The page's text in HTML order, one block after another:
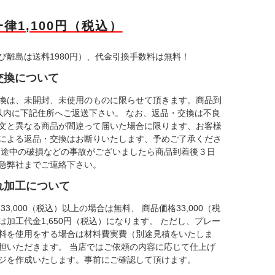
律1,100円（税込）
離島は送料1980円）、代金引換手数料は無料！
換について
は、未開封、未使用のものに限らせて頂きます。商品到
内に下記住所へご返送下さい。 なお、返品・交換は不良
と異なる商品が間違って届いた場合に限ります、お客様
よる返品・交換はお断りいたします、予めご了承くださ
中の破損などの事故がございましたら商品到着後３日
弊社までご連絡下さい。
加工について
（税込）以上の場合は無料、 商品価格33,000（税
加工代金1,650円（税込）になります。 ただし、プレー
を使用をする場合は材料費実費（別途見積をいたしま
いただきます。 当店ではご依頼の内容に応じて仕上げ
を作成いたします。事前にご確認して頂けます。